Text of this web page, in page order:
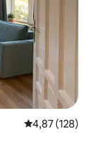
4,87 av 5 i
4,87 (128)